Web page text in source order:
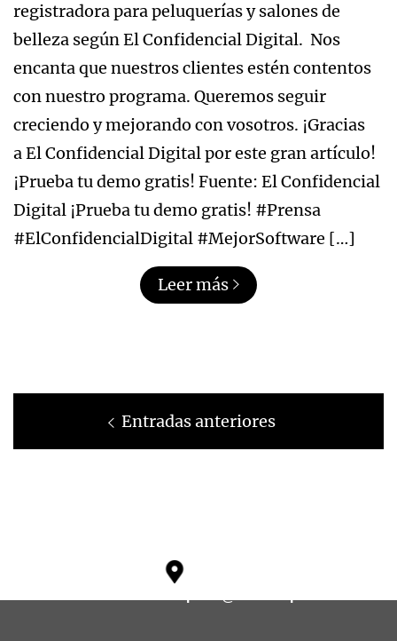
registradora para peluquerías y salones de
belleza según El Confidencial Digital. Nos
encanta que nuestros clientes estén contentos
con nuestro programa. Queremos seguir
creciendo y mejorando con vosotros. ¡Gracias
a El Confidencial Digital por este gran artículo!
¡Prueba tu demo gratis! Fuente: El Confidencial
Digital ¡Prueba tu demo gratis! #Prensa
#ElConfidencialDigital #MejorSoftware […]
Leer más
NavegaciónEntradas anteriores